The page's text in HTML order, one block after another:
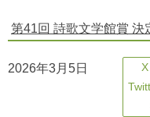
第41回 詩歌文学館賞 決
2026年3月5日